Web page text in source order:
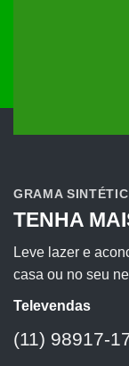
GRAMA
TENHA
Leve lazer e
casa ou no seu
Televendas
(11) 98917-